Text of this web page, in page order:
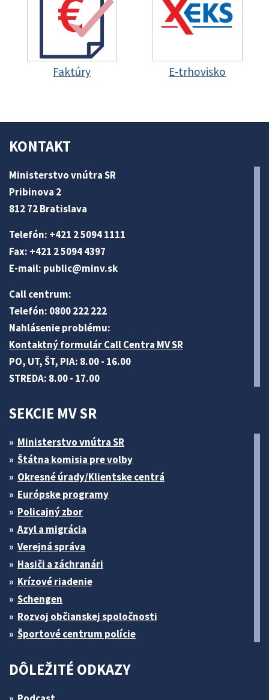
Faktúry E-trhovisko
KONTAKT
Ministerstvo vnútra SR
Pribinova 2
812 72 Bratislava
Telefón: +421 2 5094 1111
Fax: +421 2 5094 4397
E-mail: public@minv.sk
Call centrum:
Telefón: 0800 222 222
Nahlásenie problému:
Kontaktný formulár Call Centra MV SR
PO, UT, ŠT, PIA: 8.00 - 16.00
STREDA: 8.00 - 17.00
SEKCIE MV SR
Ministerstvo vnútra SR
Štátna komisia pre volby
Okresné úrady/Klientske centrá
Európske programy
Policajný zbor
Azyl a migrácia
Verejná správa
Hasiči a záchranári
Krízové riadenie
Schengen
Rozvoj občianskej spoločnosti
Športové centrum polície
DÔLEŽITÉ ODKAZY